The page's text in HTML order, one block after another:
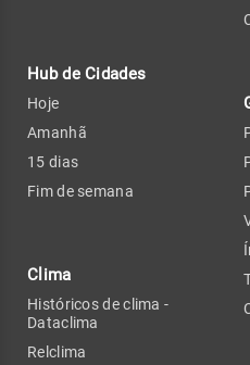
Hub de Cidades
Hoje
Amanhã
15 dias
Fim de semana
Clima
Históricos de clima -
Dataclima
Relclima